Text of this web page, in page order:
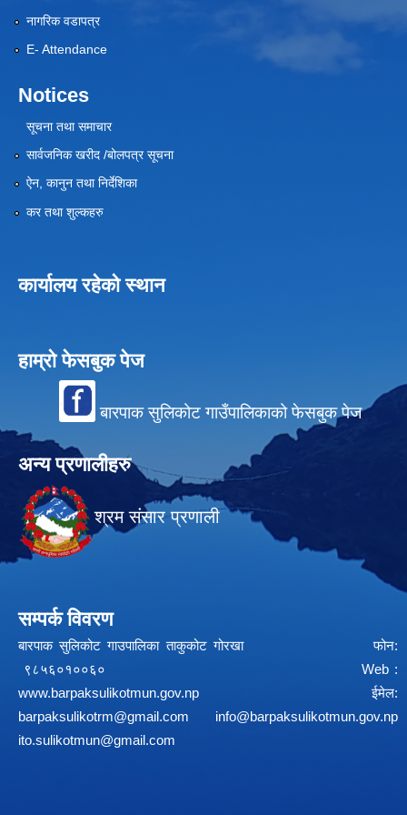
नागरिक वडापत्र
E- Attendance
Notices
सूचना तथा समाचार
सार्वजनिक खरीद /बोलपत्र सूचना
ऐन, कानुन तथा निर्देशिका
कर तथा शुल्कहरु
कार्यालय रहेको स्थान
हाम्रो फेसबुक पेज
बारपाक सुलिकोट गाउँपालिकाको फेसबुक पेज
अन्य प्रणालीहरु
श्रम संसार प्रणाली
सम्पर्क विवरण
बारपाक सुलिकोट गाउपालिका ताकुकोट गोरखा फोन:
९८५६०१००६० Web :
www.barpaksulikotmun.gov.np
ईमेल:
barpaksulikotrm@gmail.com
info@barpaksulikotmun.gov.np
ito.sulikotmun@gmail.com